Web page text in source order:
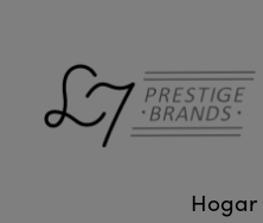
Hogar